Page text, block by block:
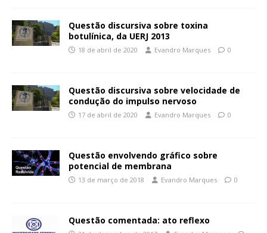
Questão discursiva sobre toxina
botulínica, da UERJ 2013
18 de abril de 2020 Evandro Marques 0
Questão discursiva sobre velocidade de
condução do impulso nervoso
17 de abril de 2020 Evandro Marques 0
Questão envolvendo gráfico sobre
potencial de membrana
13 de março de 2018 Evandro Marques 0
Questão comentada: ato reflexo